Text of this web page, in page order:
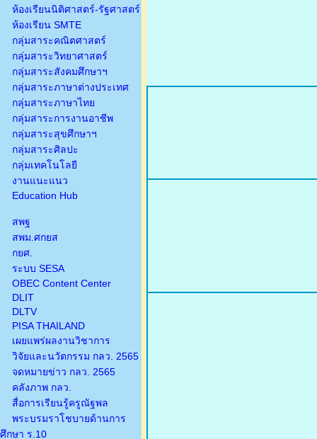
ห้องเรียนนิติศาสตร์-รัฐศาสตร์
ห้องเรียน SMTE
กลุ่มสาระคณิตศาสตร์
กลุ่มสาระวิทยาศาสตร์
กลุ่มสาระสังคมศึกษาฯ
กลุ่มสาระภาษาต่างประเทศ
กลุ่มสาระภาษาไทย
กลุ่มสาระการงานอาชีพ
กลุ่มสาระสุขศึกษาฯ
กลุ่มสาระศิลปะ
กลุ่มเทคโนโลยี
งานแนะแนว
Education Hub
สพฐ
สพม.ศกยส
กยศ.
ระบบ SESA
OBEC Content Center
DLIT
DLTV
PISA THAILAND
เผยแพร่ผลงานวิชาการ
วิจัยและนวัตกรรม กลว. 2565
จดหมายข่าว กลว. 2565
คลังภาพ กลว.
สื่อการเรียนรู้ครูณัฐพล
พระบรมราโชบายด้านการ
ศึกษา ร.10